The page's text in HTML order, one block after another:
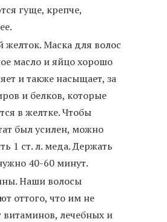
гуще, крепче,
желток. Маска для волос
масло и яйцо хорошо
и также насыщает, за
и белков, которые
в желтке. Чтобы
был усилен, можно
1 ст. л. меда. Держать
40-60 минут.
Наши волосы
оттого, что им не
витаминов, лечебных и